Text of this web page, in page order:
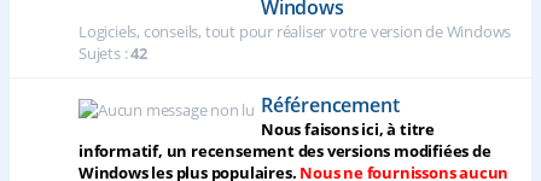
Windows
Logiciels, conseils, tout pour réaliser votre version de Windows
Sujets :42
Référencement
Nous faisons ici, à titre
informatif, un recensement des versions modifiées de
Windows les plus populaires. Nous ne fournissons aucun